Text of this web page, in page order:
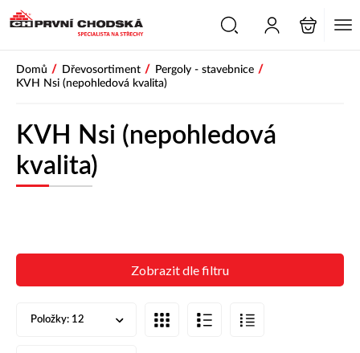
Domů / Dřevosortiment / Pergoly - stavebnice /
KVH Nsi (nepohledová kvalita)
KVH Nsi (nepohledová
kvalita)
Zobrazit dle filtru
Položky: 12